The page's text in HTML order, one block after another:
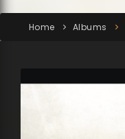
Home Albums